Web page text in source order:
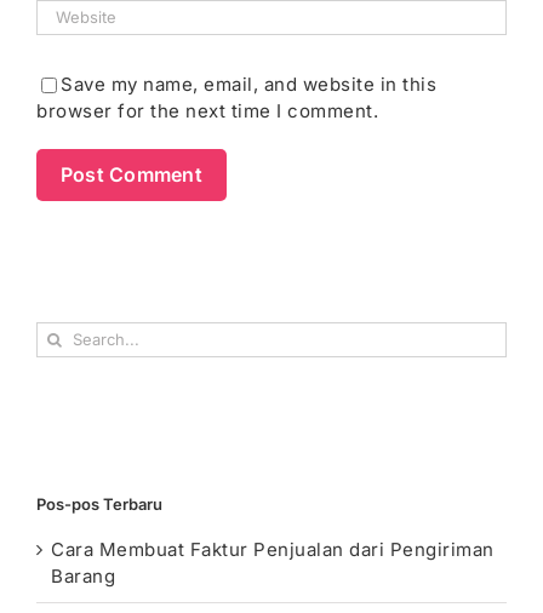
Save my name, email, and website in this
browser for the next time I comment.
Search
for:
Pos-pos Terbaru
Cara Membuat Faktur Penjualan dari Pengiriman
Barang